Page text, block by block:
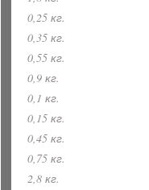
0,25 кг.
0,35 кг.
0,55 кг.
0,9 кг.
0,1 кг.
0,15 кг.
0,45 кг.
0,75 кг.
2,8 кг.